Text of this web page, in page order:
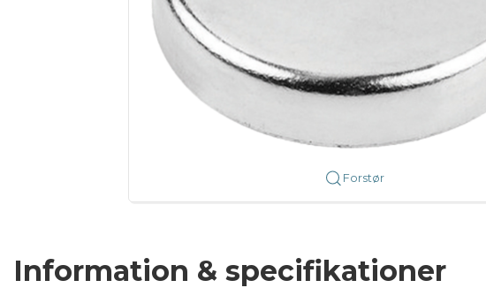
Forstør
Information & specifikationer